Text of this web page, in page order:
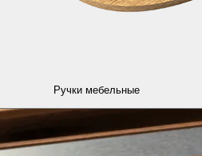
Ручки мебельные